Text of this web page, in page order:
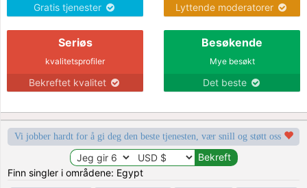
Gratis tjenester Lyttende moderatorer
Seriøs
kvalitetsprofiler
Bekreftet kvalitet
Besøkende
Mye besøkt
Det beste
Vi jobber hardt for å gi deg den beste tjenesten, vær snill og støtt oss
Finn singler i områdene: Egypt